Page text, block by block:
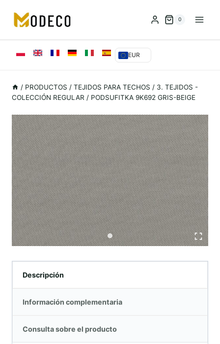
Contenido
0
EUR
/ PRODUCTOS / TEJIDOS PARA TECHOS / 3. TEJIDOS -
COLECCIÓN REGULAR / PODSUFITKA 9K692 GRIS-BEIGE
Descripción
Información complementaria
Consulta sobre el producto